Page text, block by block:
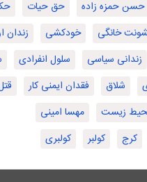
حسن حمزه زاده حق حیات
خانگی خودکشی
زندان
زندانی سیاسی سلول انفرادی
شلاق فقدان ایمنی کار
زیست
مهسا امینی
کرج کولبر کولبری